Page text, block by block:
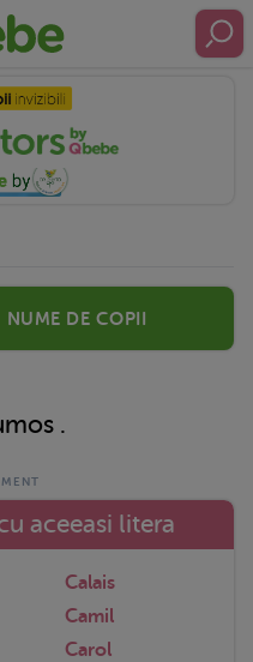
de copii
.
aceeasi litera
Calais
Camil
Carol